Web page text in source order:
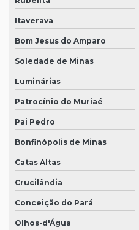
Itaverava
Bom Jesus do Amparo
Soledade de Minas
Luminárias
Patrocínio do Muriaé
Pai Pedro
Bonfinópolis de Minas
Catas Altas
Crucilândia
Conceição do Pará
Olhos-d'Água